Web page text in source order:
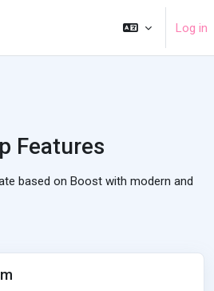
Log in
Features
based on Boost with modern and